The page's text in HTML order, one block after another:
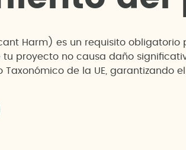
Harm) es un requisito
tu proyecto no causa daño
de la UE, garantizando